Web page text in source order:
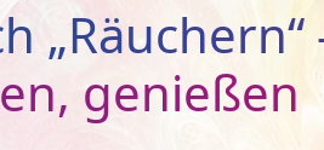
genießen